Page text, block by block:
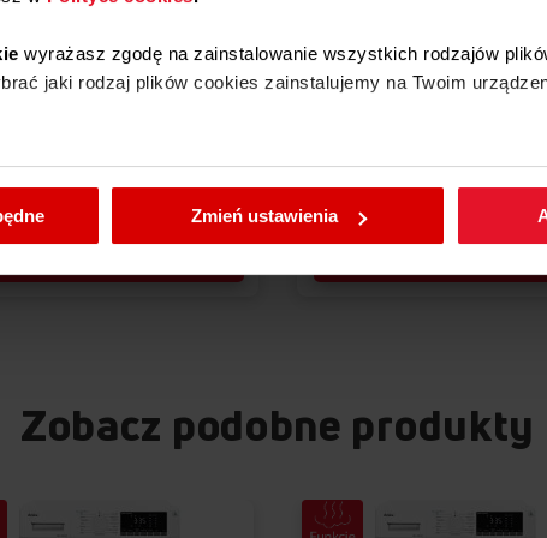
wyrażasz zgodę na zainstalowanie wszystkich rodzajów
jaki rodzaj plików cookies zainstalujemy na Twoim
wybrane przez Ciebie ustawienia plików cookies wchodząc
Zmień ustawienia
DO PRANIA
do prania UNI 70 szt Kapsułki do prania UNI 50
Zobacz podobne produkty